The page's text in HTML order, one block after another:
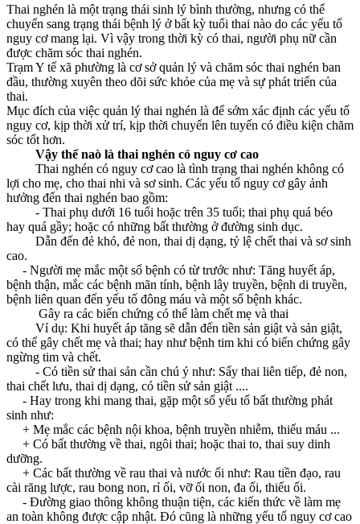
Thai nghén là một trạng thái sinh lý bình thường, nhưng có thể
chuyển sang trạng thái bệnh lý ở bất kỳ tuổi thai nào do các yếu tố
nguy cơ mang lại. Vì vậy trong thời kỳ có thai, người phụ nữ cần
được chăm sóc thai nghén.
Trạm Y tế xã phường là cơ sở quản lý và chăm sóc thai nghén ban
đầu, thường xuyên theo dõi sức khỏe của mẹ và sự phát triển của
thai.
Mục đích của việc quản lý thai nghén là để sớm xác định các yếu tố
nguy cơ, kịp thời xử trí, kịp thời chuyển lên tuyến có điều kiện chăm
sóc tốt hơn.
Vậy thế naò là thai nghén có nguy cơ cao
Thai nghén có nguy cơ cao là tình trạng thai nghén không có
lợi cho mẹ, cho thai nhi và sơ sinh. Các yếu tố nguy cơ gây ảnh
hưởng đến thai nghén bao gồm:
- Thai phụ dưới 16 tuổi hoặc trên 35 tuổi; thai phụ quá béo
hay quá gầy; hoặc có những bất thường ở đường sinh dục.
Dẫn đến đẻ khó, đẻ non, thai dị dạng, tỷ lệ chết thai và sơ sinh
cao.
- Người mẹ mắc một số bệnh có từ trước như: Tăng huyết áp,
bệnh thận, mắc các bệnh mãn tính, bệnh lây truyền, bệnh di truyền,
bệnh liên quan đến yếu tố đông máu và một số bệnh khác.
Gây ra các biến chứng có thể làm chết mẹ và thai
Ví dụ: Khi huyết áp tăng sẽ dẫn đến tiền sản giật và sản giật,
có thể gây chết mẹ và thai; hay như bệnh tim khi có biến chứng gây
ngừng tim và chết.
- Có tiền sử thai sản cần chú ý như: Sẩy thai liên tiếp, đẻ non,
thai chết lưu, thai dị dạng, có tiền sử sản giật ....
- Hay trong khi mang thai, gặp một số yếu tố bất thường phát
sinh như:
+ Mẹ mắc các bệnh nội khoa, bệnh truyền nhiễm, thiếu máu ...
+ Có bất thường về thai, ngôi thai; hoặc thai to, thai suy dinh
dưỡng.
+ Các bất thường về rau thai và nước ối như: Rau tiền đạo, rau
cài răng lược, rau bong non, rỉ ối, vỡ ối non, đa ối, thiểu ối.
- Đường giao thông không thuận tiện, các kiến thức về làm mẹ
an toàn không được cập nhật. Đó cũng là những yếu tố nguy cơ cao